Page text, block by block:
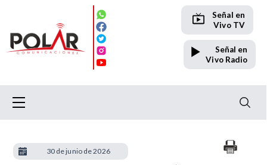
Señal en
Vivo TV
Señal en
Vivo Radio
30 de junio de 2026